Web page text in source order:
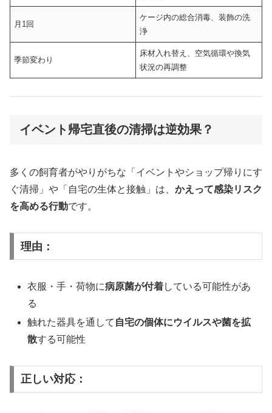
月1回
ケージ内の総合消毒、装飾の洗
浄
季節変わり
床材入れ替え、空気循環や換気
状況の再調整
イベント帰宅直後の清掃は逆効果？
多くの飼育者がやりがちな「イベントやショップ帰りにす
ぐ清掃」や「自宅の生体と接触」は、 かえって感染リスク
を高める行動です。
理由：
衣服・手・荷物に病原菌が付着している可能性があ
る
触れた器具を通して 自宅の個体にウイルスや菌を拡
散する可能性
正しい対応：